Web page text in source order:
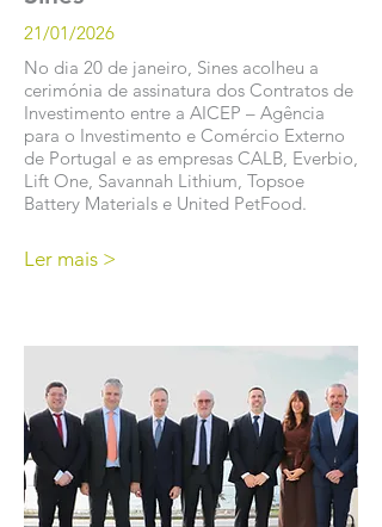
21/01/2026
No dia 20 de janeiro, Sines acolheu a
cerimónia de assinatura dos Contratos de
Investimento entre a AICEP – Agência
para o Investimento e Comércio Externo
de Portugal e as empresas CALB, Everbio,
Lift One, Savannah Lithium, Topsoe
Battery Materials e United PetFood.
Ler mais >